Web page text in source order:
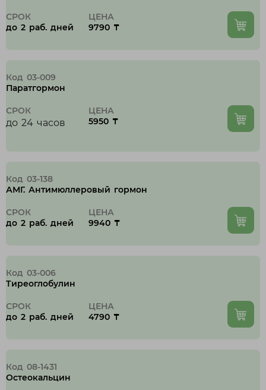
СРОК
до 2 раб. дней
ЦЕНА
9790 ₸
Код 03-009
Паратгормон
СРОК
до 24 часов
ЦЕНА
5950 ₸
Код 03-138
АМГ. Антимюллеровый гормон
СРОК
до 2 раб. дней
ЦЕНА
9940 ₸
Код 03-006
Тиреоглобулин
СРОК
до 2 раб. дней
ЦЕНА
4790 ₸
Код 08-1431
Остеокальцин